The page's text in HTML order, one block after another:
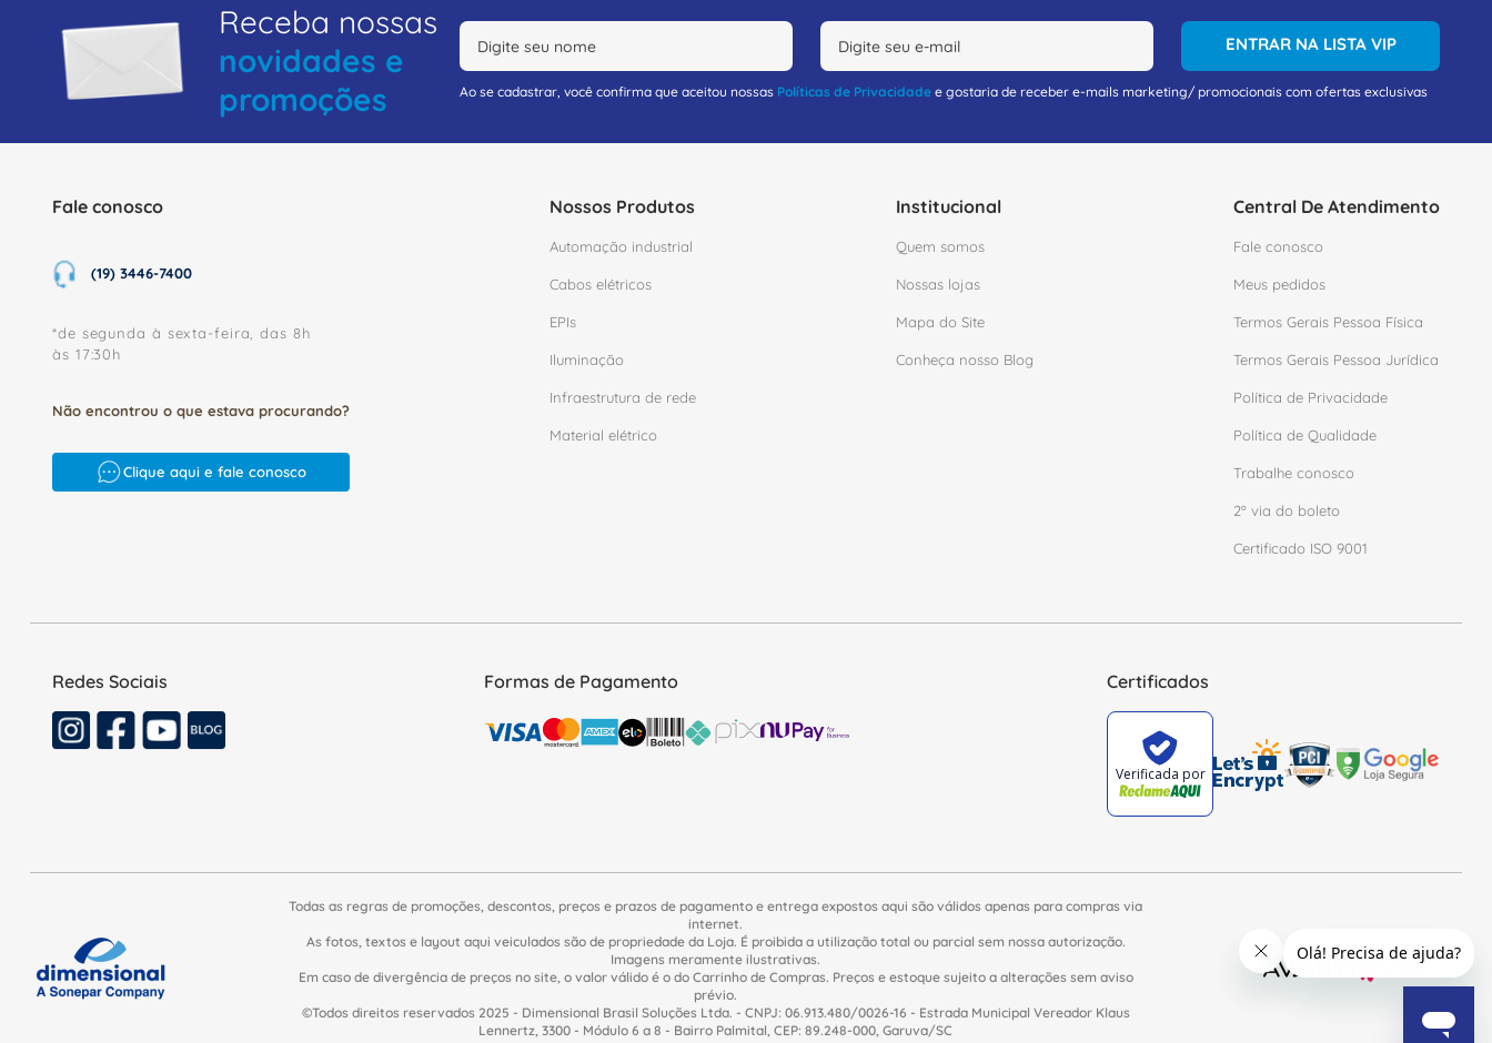
Receba nossas
novidades e
promoções
ENTRAR NA LISTA VIP
Ao se cadastrar, você confirma que aceitou nossas Políticas de Privacidade e gostaria de receber e-mails marketing/ promocionais com ofertas exclusivas
Fale conosco
(19) 3446-7400
*de segunda à sexta-feira, das 8h
às 17:30h
Não encontrou o que estava procurando?
Clique aqui e fale conosco
Nossos Produtos
Automação industrial
Cabos elétricos
EPIs
Iluminação
Infraestrutura de rede
Material elétrico
Institucional
Quem somos
Nossas lojas
Mapa do Site
Conheça nosso Blog
Central De Atendimento
Fale conosco
Meus pedidos
Termos Gerais Pessoa Física
Termos Gerais Pessoa Jurídica
Política de Privacidade
Política de Qualidade
Trabalhe conosco
2º via do boleto
Certificado ISO 9001
Redes Sociais Formas de Pagamento Certificados
Todas as regras de promoções, descontos, preços e prazos de pagamento e entrega expostos aqui são válidos apenas para compras via
internet.
As fotos, textos e layout aqui veiculados são de propriedade da Loja. É proibida a utilização total ou parcial sem nossa autorização.
Imagens meramente ilustrativas.
Em caso de divergência de preços no site, o valor válido é o do Carrinho de Compras. Preços e estoque sujeito a alterações sem aviso
prévio.
©Todos direitos reservados 2025 - Dimensional Brasil Soluções Ltda. - CNPJ: 06.913.480/0026-16 - Estrada Municipal Vereador Klaus
Lennertz, 3300 - Módulo 6 a 8 - Bairro Palmital, CEP: 89.248-000, Garuva/SC